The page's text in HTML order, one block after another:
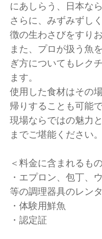
にあしらう、日本な
さらに、みずみずし
徴の生わさびをすり
また、プロが扱う魚
ぎ方についてもレク
ます。
使用した食材はその
帰りすることも可能で
現場ならではの魅力
までご堪能ください。
＜料金に含まれるも
・エプロン、包丁、
等の調理器具のレン
・体験用鮮魚
・認定証